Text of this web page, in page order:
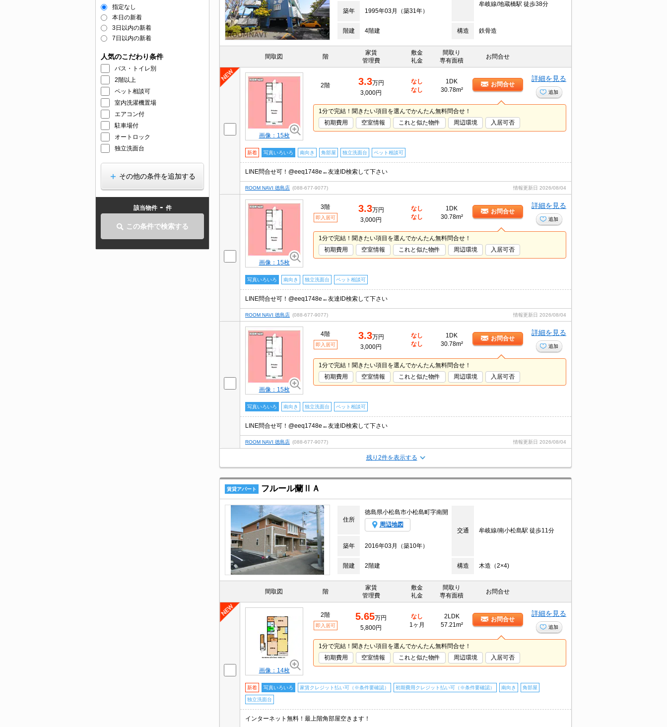
指定なし
本日の新着
3日以内の新着
7日以内の新着
人気のこだわり条件
バス・トイレ別
2階以上
ペット相談可
室内洗濯機置場
エアコン付
駐車場付
オートロック
独立洗面台
その他の条件を追加する
該当物件 - 件
この条件で検索する
牟岐線/地蔵橋駅 徒歩38分
築年
1995年03月（築31年）
階建 4階建 構造 鉄骨造
間取図 階
家賃
管理費
敷金
礼金
間取り
専有面積
お問合せ
画像：15枚
2階 3.3万円
3,000円
なし
なし
1DK
30.78m²
お問合せ
詳細を見る
追加
1分で完結！聞きたい項目を選んでかんたん無料問合せ！
初期費用
空室情報 これと似た物件 周辺環境 入居可否
新着 写真いろいろ 南向き 角部屋 独立洗面台 ペット相談可
LINE問合せ可！@eeq1748e←友達ID検索して下さい
ROOM NAVI 徳島店 (088-677-9077) 情報更新日 2026/08/04
画像：15枚
3階
即入居可
3.3万円
3,000円
なし
なし
1DK
30.78m²
お問合せ
詳細を見る
追加
1分で完結！聞きたい項目を選んでかんたん無料問合せ！
初期費用
空室情報 これと似た物件 周辺環境 入居可否
写真いろいろ 南向き 独立洗面台 ペット相談可
LINE問合せ可！@eeq1748e←友達ID検索して下さい
ROOM NAVI 徳島店 (088-677-9077) 情報更新日 2026/08/04
画像：15枚
4階
即入居可
3.3万円
3,000円
なし
なし
1DK
30.78m²
お問合せ
詳細を見る
追加
1分で完結！聞きたい項目を選んでかんたん無料問合せ！
初期費用
空室情報 これと似た物件 周辺環境 入居可否
写真いろいろ 南向き 独立洗面台 ペット相談可
LINE問合せ可！@eeq1748e←友達ID検索して下さい
ROOM NAVI 徳島店 (088-677-9077) 情報更新日 2026/08/04
残り2件を表示する
賃貸アパート フルール蘭ⅡＡ
住所
徳島県小松島市小松島町字南開
周辺地図
交通
牟岐線/南小松島駅 徒歩11分
築年 2016年03月（築10年）
階建 2階建 構造 木造（2×4)
間取図 階
家賃
管理費
敷金
礼金
間取り
専有面積
お問合せ
画像：14枚
2階
即入居可
5.65万円
5,800円
なし
1ヶ月
2LDK
57.21m²
お問合せ
詳細を見る
追加
1分で完結！聞きたい項目を選んでかんたん無料問合せ！
初期費用
空室情報 これと似た物件 周辺環境 入居可否
新着 写真いろいろ 家賃クレジット払い可（※条件要確認） 初期費用クレジット払い可（※条件要確認） 南向き 角部屋
独立洗面台
インターネット無料！最上階角部屋空きます！